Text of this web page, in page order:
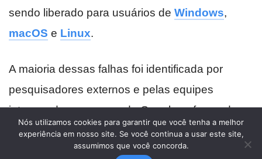
Nós utilizamos cookies para garantir que você tenha a melhor
experiência em nosso site. Se você continua a usar este site,
assumimos que você concorda.